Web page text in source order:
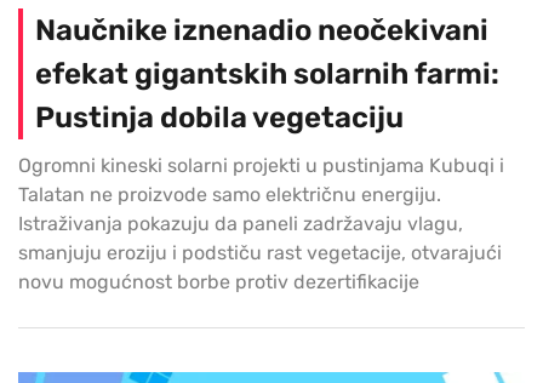
Naučnike iznenadio neočekivani
efekat gigantskih solarnih farmi:
Pustinja dobila vegetaciju
Ogromni kineski solarni projekti u pustinjama Kubuqi i
Talatan ne proizvode samo električnu energiju.
Istraživanja pokazuju da paneli zadržavaju vlagu,
smanjuju eroziju i podstiču rast vegetacije, otvarajući
novu mogućnost borbe protiv dezertifikacije